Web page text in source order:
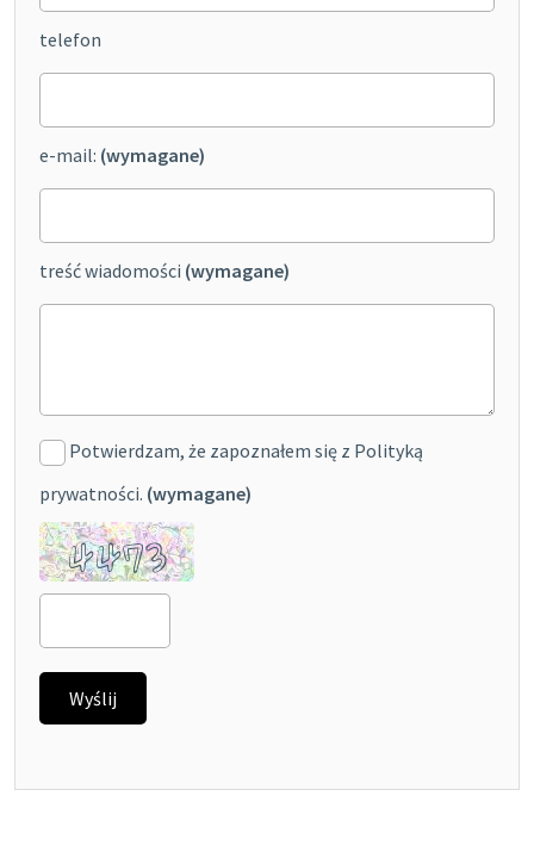
telefon
e-mail: (wymagane)
treść wiadomości (wymagane)
Potwierdzam, że zapoznałem się z Polityką
prywatności. (wymagane)
4473